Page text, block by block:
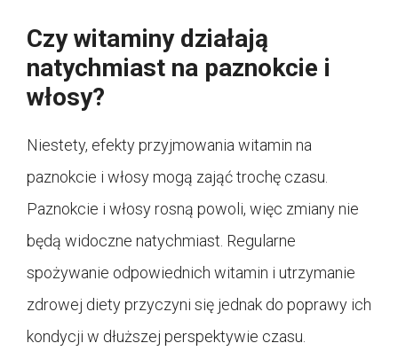
Czy witaminy działają
natychmiast na paznokcie i
włosy?
Niestety, efekty przyjmowania witamin na
paznokcie i włosy mogą zająć trochę czasu.
Paznokcie i włosy rosną powoli, więc zmiany nie
będą widoczne natychmiast. Regularne
spożywanie odpowiednich witamin i utrzymanie
zdrowej diety przyczyni się jednak do poprawy ich
kondycji w dłuższej perspektywie czasu.